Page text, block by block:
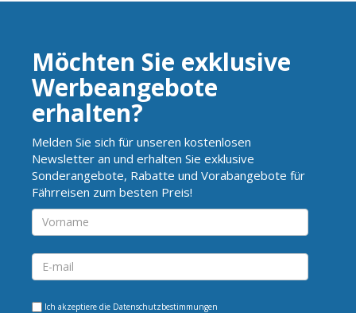
Möchten Sie exklusive
Werbeangebote
erhalten?
Melden Sie sich für unseren kostenlosen
Newsletter an und erhalten Sie exklusive
Sonderangebote, Rabatte und Vorabangebote für
Fährreisen zum besten Preis!
Ich akzeptiere die Datenschutzbestimmungen